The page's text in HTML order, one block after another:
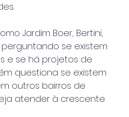
Jardim Boer, Bertini,
perguntando se existem
e se há projetos de
questiona se existem
outros bairros de
atender à crescente